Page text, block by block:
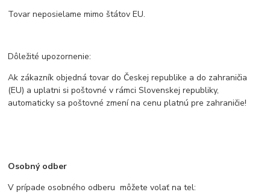
Tovar neposielame mimo štátov EU.
Dôležité upozornenie:
Ak zákazník objedná tovar do Českej republike a do zahraničia
(EU) a uplatni si poštovné v rámci Slovenskej republiky,
automaticky sa poštovné zmení na cenu platnú pre zahraničie!
Osobný odber
V prípade osobného odberu môžete volať na tel: